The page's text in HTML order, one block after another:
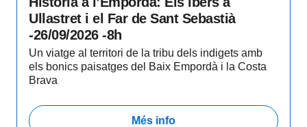
Ullastret i el Far de Sant Sebastià
-26/09/2026 -8h
Un viatge al territori de la tribu dels indigets amb
els bonics paisatges del Baix Empordà i la Costa
Brava
Més info